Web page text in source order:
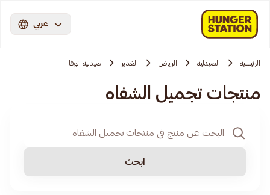
عربي
الرئيسية الصيدلية الرياض الغدير صيدلية انوفا
منتجات تجميل الشفاه
ابحث